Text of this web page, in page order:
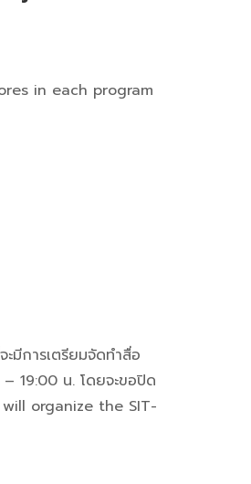
in each program
มีการเตรียมจัดทำสื่อ
19:00 น. โดยจะขอปิด
will organize the SIT-